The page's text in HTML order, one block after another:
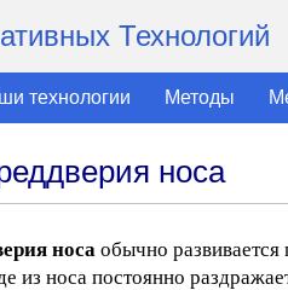
Технологий
технологии Методы
носа
носа обычно
из носа постоянно